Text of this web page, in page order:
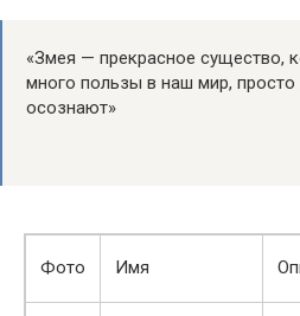
«Змея — прекрасное существо,
много пользы в наш мир, просто
осознают»
Фото Имя